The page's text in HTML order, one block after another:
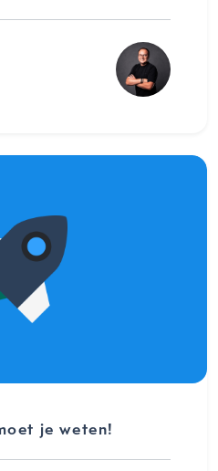
je weten!